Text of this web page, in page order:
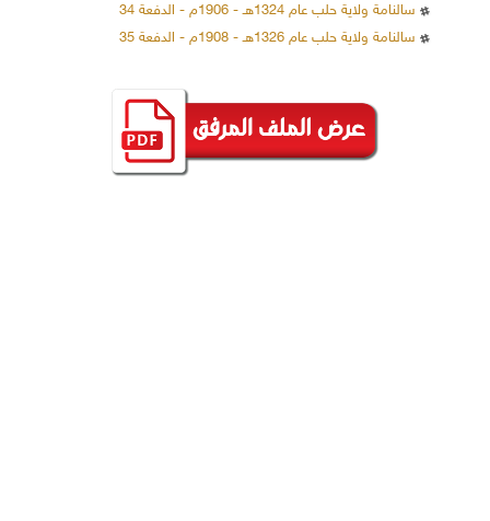
سالنامة ولاية حلب عام 1324هـ - 1906م - الدفعة 34
سالنامة ولاية حلب عام 1326هـ - 1908م - الدفعة 35